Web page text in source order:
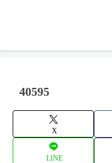
40595
X
LINE